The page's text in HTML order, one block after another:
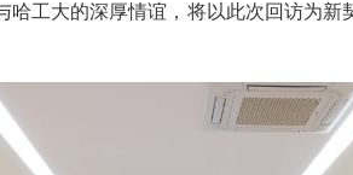
哈工大的深厚情谊，将以此次回访为